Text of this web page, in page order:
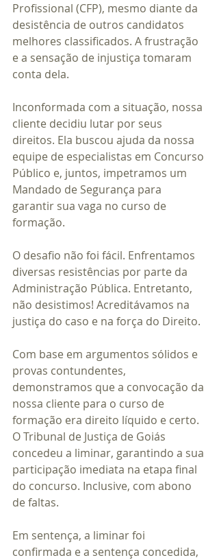
Profissional (CFP), mesmo diante da
desistência de outros candidatos
melhores classificados. A frustração
e a sensação de injustiça tomaram
conta dela.
Inconformada com a situação, nossa
cliente decidiu lutar por seus
direitos. Ela buscou ajuda da nossa
equipe de especialistas em Concurso
Público e, juntos, impetramos um
Mandado de Segurança para
garantir sua vaga no curso de
formação.
O desafio não foi fácil. Enfrentamos
diversas resistências por parte da
Administração Pública. Entretanto,
não desistimos! Acreditávamos na
justiça do caso e na força do Direito.
Com base em argumentos sólidos e
provas contundentes,
demonstramos que a convocação da
nossa cliente para o curso de
formação era direito líquido e certo.
O Tribunal de Justiça de Goiás
concedeu a liminar, garantindo a sua
participação imediata na etapa final
do concurso. Inclusive, com abono
de faltas.
Em sentença, a liminar foi
confirmada e a sentença concedida,